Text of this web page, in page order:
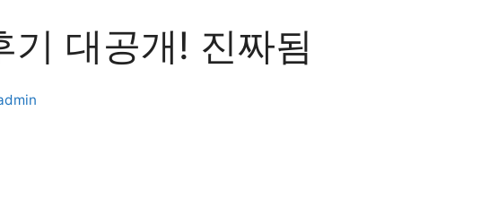
기 대공개! 진짜됨